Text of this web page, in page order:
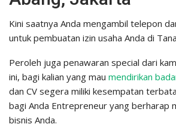
Kini saatnya Anda mengambil telepon
untuk pembuatan izin usaha Anda di
Peroleh juga penawaran special dari
ini, bagi kalian yang mau mendirikan
dan CV segera miliki kesempatan
bagi Anda Entrepreneur yang berharap
bisnis Anda.